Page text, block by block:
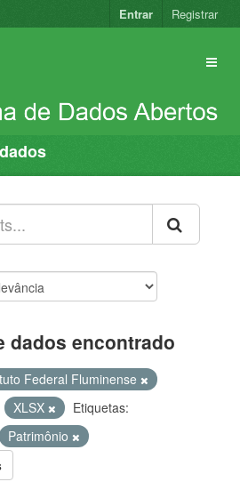
Entrar Registrar
dados encontrado
Federal Fluminense
XLSX
Etiquetas:
Patrimônio